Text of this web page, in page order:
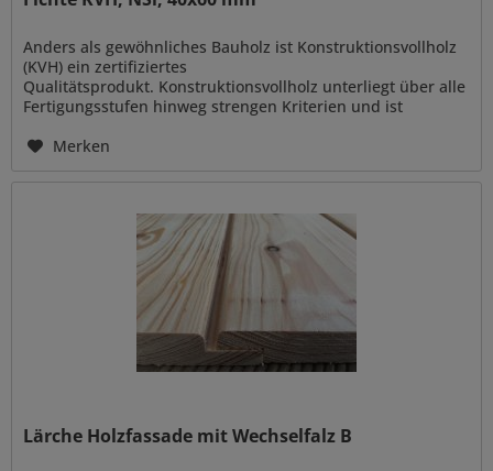
Anders als gewöhnliches Bauholz ist Konstruktionsvollholz
(KVH) ein zertifiziertes
Qualitätsprodukt. Konstruktionsvollholz unterliegt über alle
Fertigungsstufen hinweg strengen Kriterien und ist
Merken
Lärche Holzfassade mit Wechselfalz B